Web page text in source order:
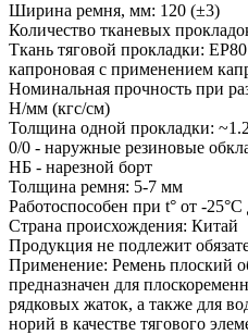
Ширина ремня, мм: 120 (±3)
Количество тканевых
Ткань тяговой прокладки:
капроновая c применением
Номинальная прочность при
Н/мм (кгс/см)
Толщина одной прокладки:
0/0 - наружные резиновые
НБ - нарезной борт
Толщина ремня: 5-7 мм
Работоспособен при t° от -25°C
Страна происхождения: Китай
Продукция не подлежит
Применение: Ремень плоский
предназначен для
рядковых жаток, а также для
норий в качестве тягового